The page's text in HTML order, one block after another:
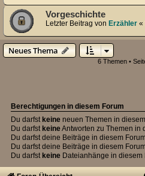
Vorgeschichte
Letzter Beitrag von Erzähler «
Neues Thema
6 Themen •
Berechtigungen in diesem Forum
Du darfst keine neuen Themen in
Du darfst keineAntworten zu Themen in
Du darfst deine Beiträge in diesem
Du darfst deine Beiträge in diesem
Du darfst keine Dateianhänge in diesem